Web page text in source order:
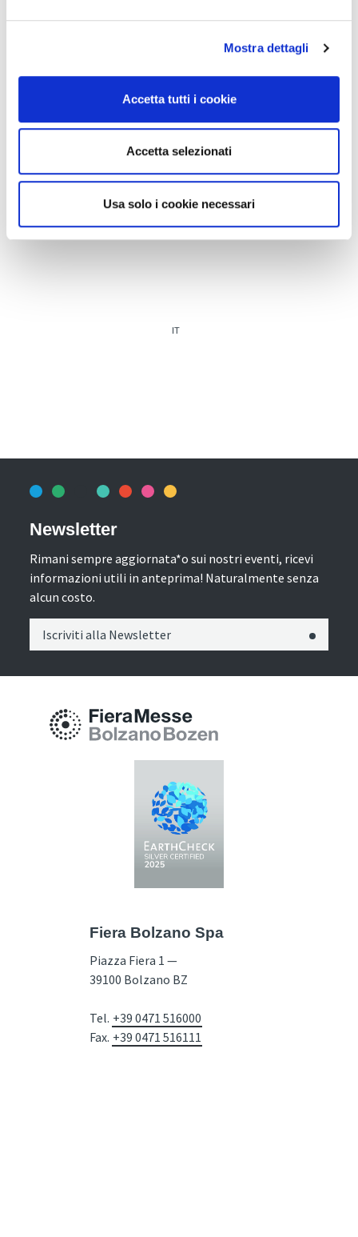
Mostra dettagli
Accetta tutti i cookie
Accetta selezionati
Usa solo i cookie necessari
IT
Newsletter
Rimani sempre aggiornata*o sui nostri eventi, ricevi
informazioni utili in anteprima! Naturalmente senza
alcun costo.
Iscriviti alla Newsletter
Fiera Bolzano Spa
Piazza Fiera 1 —
39100 Bolzano BZ
Tel. +39 0471 516000
Fax. +39 0471 516111